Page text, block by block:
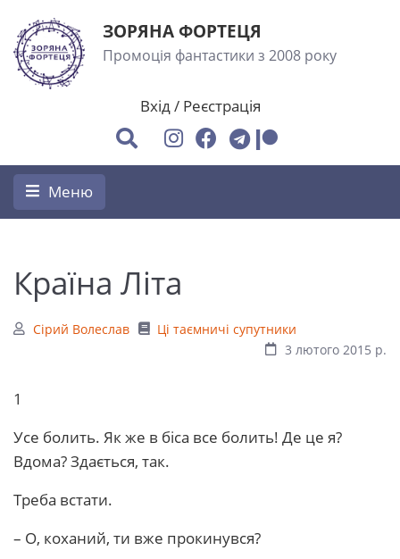
ЗОРЯНА ФОРТЕЦЯ
Промоція фантастики з 2008 року
Вхід/ Реєстрація
Меню
Країна Літа
Сірий Волеслав
Ці таємничі супутники
3 лютого 2015 р.
1
Усе болить. Як же в біса все болить! Де це я?
Вдома? Здається, так.
Треба встати.
– О, коханий, ти вже прокинувся?